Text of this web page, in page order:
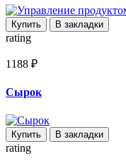
Купить В закладки
rating
1188 ₽
Сырок
Купить В закладки
rating